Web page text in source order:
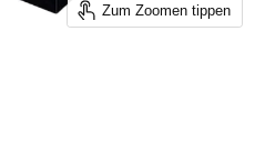
Zum Zoomen tippen